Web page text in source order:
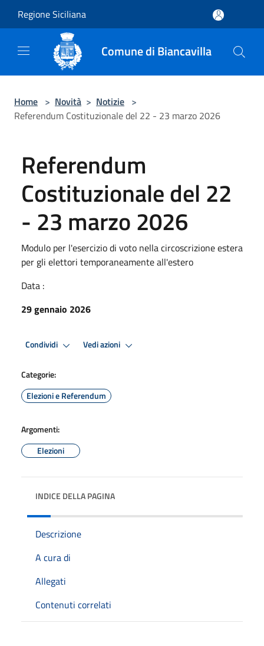
Regione Siciliana
Comune di Biancavilla
Home > Novità > Notizie >
Referendum Costituzionale del 22 - 23 marzo 2026
Referendum
Costituzionale del 22
- 23 marzo 2026
Modulo per l'esercizio di voto nella circoscrizione estera
per gli elettori temporaneamente all'estero
Data :
29 gennaio 2026
Condividi Vedi azioni
Categorie:
Elezioni e Referendum
Argomenti:
Elezioni
INDICE DELLA PAGINA
Descrizione
A cura di
Allegati
Contenuti correlati